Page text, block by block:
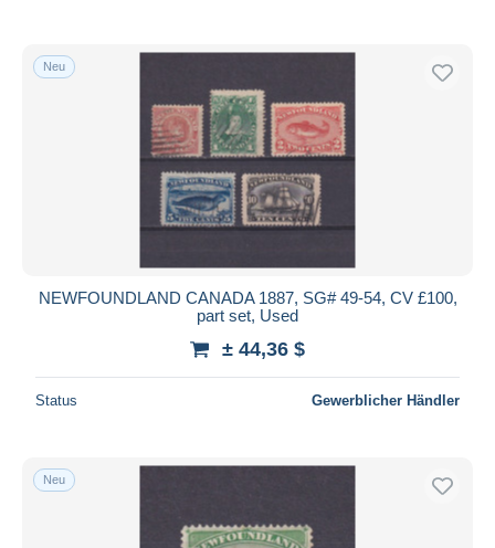
Neu
NEWFOUNDLAND CANADA 1887, SG# 49-54, CV £100,
part set, Used
± 44,36 $
Status Gewerblicher Händler
Neu